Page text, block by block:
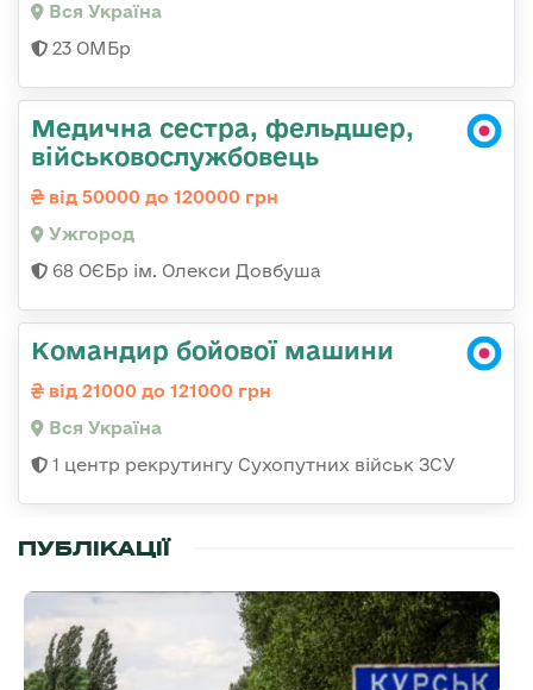
Вся Україна
23 ОМБр
Медична сестра, фельдшер,
військовослужбовець
від 50000 до 120000 грн
Ужгород
68 ОЄБр ім. Олекси Довбуша
Командир бойової машини
від 21000 до 121000 грн
Вся Україна
1 центр рекрутингу Сухопутних військ ЗСУ
ПУБЛІКАЦІЇ